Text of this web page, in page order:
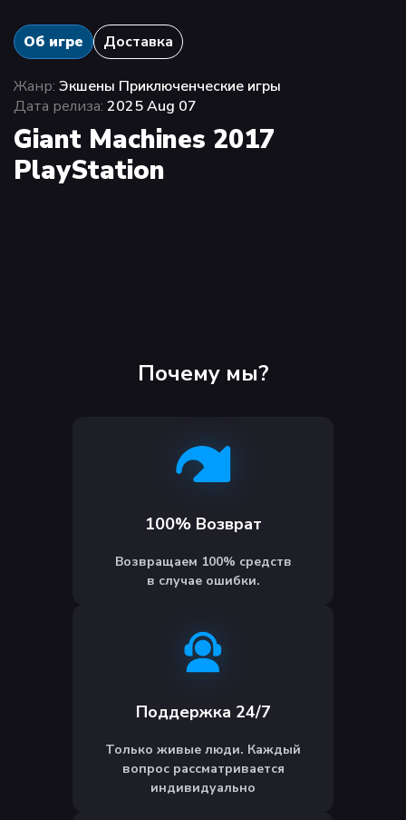
Об игре Доставка
Жанр: Экшены Приключенческие игры
Дата релиза: 2025 Aug 07
Giant Machines 2017
PlayStation
Почему мы?
100% Возврат
Возвращаем 100% средств
в случае ошибки.
Поддержка 24/7
Только живые люди. Каждый
вопрос рассматривается
индивидуально